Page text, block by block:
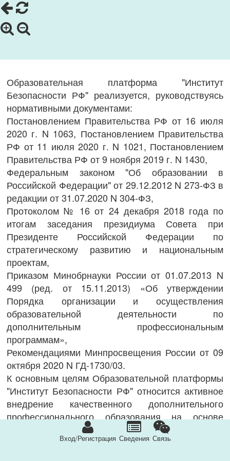
Образовательная платформа "Институт
Безопасности РФ" реализуется, руководствуясь
нормативными документами:
Постановлением Правительства РФ от 16 июля
2020 г. N 1063, Постановлением Правительства
РФ от 11 июля 2020 г. N 1021, Постановлением
Правительства РФ от 9 ноября 2019 г. N 1430,
Федеральным законом "Об образовании в
Российской Федерации" от 29.12.2012 N 273-ФЗ в
редакции от 31.07.2020 N 304-ФЗ,
Протоколом № 16 от 24 декабря 2018 года по
итогам заседания президиума Совета при
Президенте Российской Федерации по
стратегическому развитию и национальным
проектам,
Приказом Минобрнауки России от 01.07.2013 N
499 (ред. от 15.11.2013) «Об утверждении
Порядка организации и осуществления
образовательной деятельности по
дополнительным профессиональным
программам»,
Рекомендациями Минпросвещения России от 09
октября 2020 N ГД-1730/03.
К основным целям Образовательной платформы
"Институт Безопасности РФ" относится активное
внедрение качественного дополнительного
профессионального образования на основе
использования дистанционных технологий и
электронных средств обучения.
Вход/Регистрация Сведения Связь